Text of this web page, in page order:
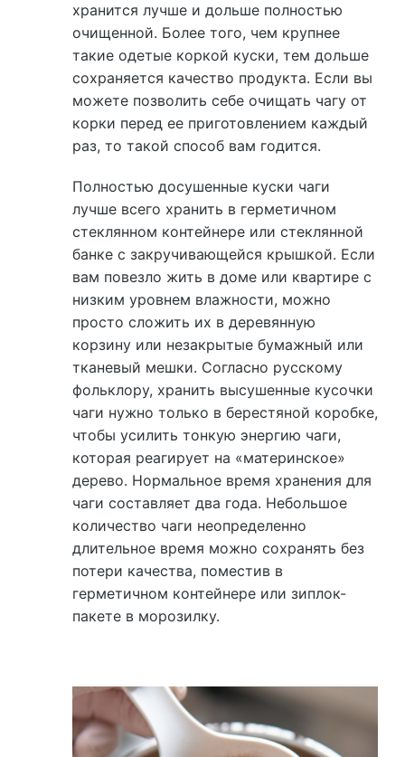
хранится лучше и дольше полностью
очищенной. Более того, чем крупнее
такие одетые коркой куски, тем дольше
сохраняется качество продукта. Если вы
можете позволить себе очищать чагу от
корки перед ее приготовлением каждый
раз, то такой способ вам годится.
Полностью досушенные куски чаги
лучше всего хранить в герметичном
стеклянном контейнере или стеклянной
банке с закручивающейся крышкой. Если
вам повезло жить в доме или квартире с
низким уровнем влажности, можно
просто сложить их в деревянную
корзину или незакрытые бумажный или
тканевый мешки. Согласно русскому
фольклору, хранить высушенные кусочки
чаги нужно только в берестяной коробке,
чтобы усилить тонкую энергию чаги,
которая реагирует на «материнское»
дерево. Нормальное время хранения для
чаги составляет два года. Небольшое
количество чаги неопределенно
длительное время можно сохранять без
потери качества, поместив в
герметичном контейнере или зиплок-
пакете в морозилку.